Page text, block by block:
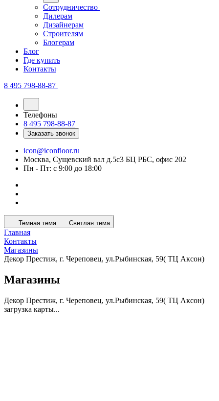
Сотрудничество
Дилерам
Дизайнерам
Строителям
Блогерам
Блог
Где купить
Контакты
8 495 798-88-87
Телефоны
8 495 798-88-87
Заказать звонок
icon@iconfloor.ru
Москва, Сущевский вал д.5с3 БЦ РБС, офис 202
Пн - Пт: с 9:00 до 18:00
Темная тема Светлая тема
Главная
Контакты
Магазины
Декор Престиж, г. Череповец, ул.Рыбинская, 59( ТЦ Аксон)
Магазины
Декор Престиж, г. Череповец, ул.Рыбинская, 59( ТЦ Аксон)
загрузка карты...